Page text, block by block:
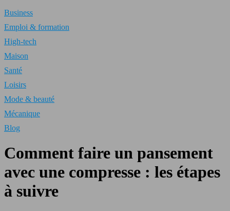
Business
Emploi & formation
High-tech
Maison
Santé
Loisirs
Mode & beauté
Mécanique
Blog
Comment faire un pansement
avec une compresse : les étapes
à suivre